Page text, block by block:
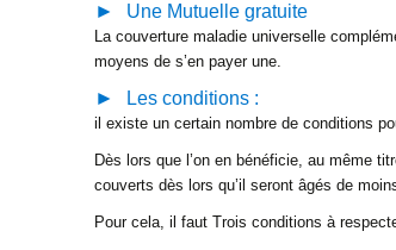
Une Mutuelle gratuite
La couverture maladie universelle
moyens de s’en payer une.
Les conditions :
il existe un certain nombre de conditions
Dès lors que l’on en bénéficie, au même
couverts dès lors qu’il seront âgés de
Pour cela, il faut Trois conditions à